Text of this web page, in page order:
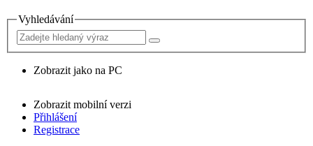
Vyhledávání
Zobrazit jako na PC
Zobrazit mobilní verzi
Přihlášení
Registrace